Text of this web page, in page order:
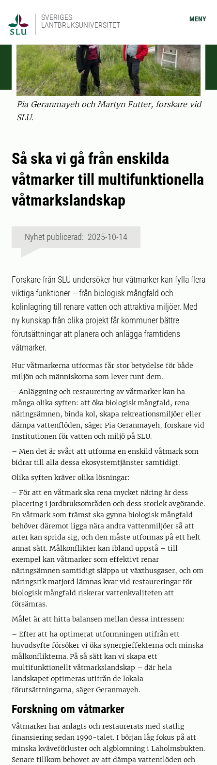
SVERIGES
LANTBRUKSUNIVERSITET
MENY
Pia Geranmayeh och Martyn Futter, forskare vid
SLU.
Så ska vi gå från enskilda
våtmarker till multifunktionella
våtmarkslandskap
Nyhet publicerad: 2025-10-14
Forskare från SLU undersöker hur våtmarker kan fylla flera
viktiga funktioner – från biologisk mångfald och
kolinlagring till renare vatten och attraktiva miljöer. Med
ny kunskap från olika projekt får kommuner bättre
förutsättningar att planera och anlägga framtidens
våtmarker.
Hur våtmarkerna utformas får stor betydelse för både
miljön och människorna som lever runt dem.
– Anläggning och restaurering av våtmarker kan ha
många olika syften: att öka biologisk mångfald, rena
näringsämnen, binda kol, skapa rekreationsmiljöer eller
dämpa vattenflöden, säger Pia Geranmayeh, forskare vid
Institutionen för vatten och miljö på SLU.
– Men det är svårt att utforma en enskild våtmark som
bidrar till alla dessa ekosystemtjänster samtidigt.
Olika syften kräver olika lösningar:
– För att en våtmark ska rena mycket näring är dess
placering i jordbruksområden och dess storlek avgörande.
En våtmark som främst ska gynna biologisk mångfald
behöver däremot ligga nära andra vattenmiljöer så att
arter kan sprida sig, och den måste utformas på ett helt
annat sätt. Målkonflikter kan ibland uppstå – till
exempel kan våtmarker som effektivt renar
näringsämnen samtidigt släppa ut växthusgaser, och om
näringsrik matjord lämnas kvar vid restaureringar för
biologisk mångfald riskerar vattenkvaliteten att
försämras.
Målet är att hitta balansen mellan dessa intressen:
– Efter att ha optimerat utformningen utifrån ett
huvudsyfte försöker vi öka synergieffekterna och minska
målkonflikterna. På så sätt kan vi skapa ett
multifunktionellt våtmarkslandskap – där hela
landskapet optimeras utifrån de lokala
förutsättningarna, säger Geranmayeh.
Forskning om våtmarker
Våtmarker har anlagts och restaurerats med statlig
finansiering sedan 1990-talet. I början låg fokus på att
minska kväveförluster och algblomning i Laholmsbukten.
Senare tillkom behovet av att dämpa vattenflöden och